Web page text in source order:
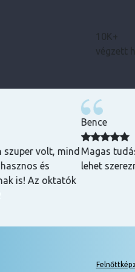
10K+
végzett
szakképzett emberek
általuk